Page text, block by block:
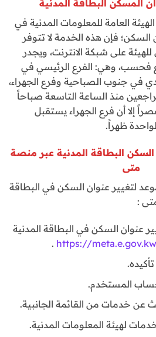
المسكن البطاقة المدنية
العامة للمعلومات المدنية في
السكن؛ فإن هذه الخدمة لا تتوفر
على شبكة الانترنت، ويجدر
فحسب، وهي: الفرع الرئيسي في
في جنوب الصباحية وفرع الجهراء،
منذ الساعة التاسعة صباحاً
إلا أن فرع الجهراء يستقبل
ظهراً.
البطاقة المدنية عبر منصة
متى
لتغيير عنوان السكن في البطاقة
:
عنوان السكن في البطاقة المدنية
https://meta.e.gov.kw
.
المستخدم.
عن خدمات من القائمة الجانبية.
لهيئة المعلومات المدنية.